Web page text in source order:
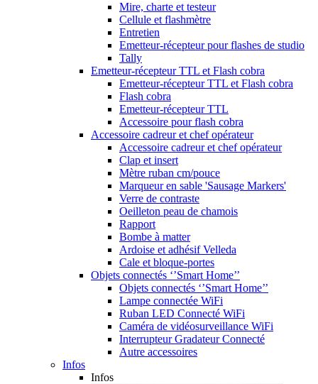
Mire, charte et testeur
Cellule et flashmètre
Entretien
Emetteur-récepteur pour flashes de studio
Tally
Emetteur-récepteur TTL et Flash cobra
Emetteur-récepteur TTL et Flash cobra
Flash cobra
Emetteur-récepteur TTL
Accessoire pour flash cobra
Accessoire cadreur et chef opérateur
Accessoire cadreur et chef opérateur
Clap et insert
Mètre ruban cm/pouce
Marqueur en sable 'Sausage Markers'
Verre de contraste
Oeilleton peau de chamois
Rapport
Bombe à matter
Ardoise et adhésif Velleda
Cale et bloque-portes
Objets connectés ‘’Smart Home’’
Objets connectés ‘’Smart Home’’
Lampe connectée WiFi
Ruban LED Connecté WiFi
Caméra de vidéosurveillance WiFi
Interrupteur Gradateur Connecté
Autre accessoires
Infos
Infos